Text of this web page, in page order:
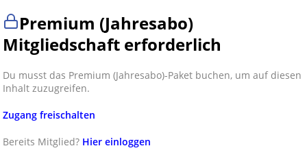
Premium (Jahresabo)
Mitgliedschaft erforderlich
Du musst das Premium (Jahresabo)-Paket buchen, um auf diesen
Inhalt zuzugreifen.
Zugang freischalten
Bereits Mitglied? Hier einloggen